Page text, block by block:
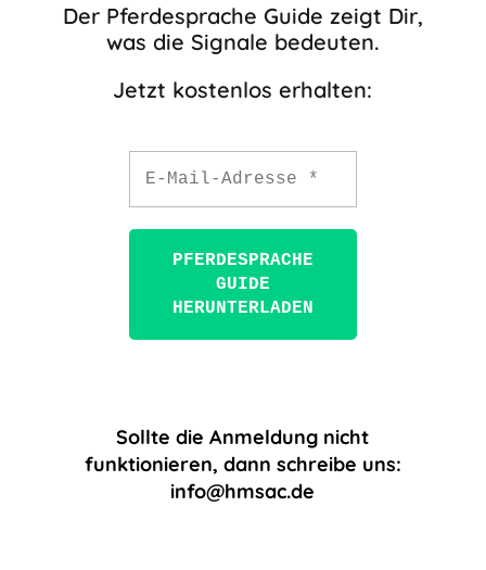
Der Pferdesprache Guide zeigt Dir,
was die Signale bedeuten.
Jetzt kostenlos erhalten:
Sollte die Anmeldung nicht
Sollte die Anmeldung nicht
funktionieren, dann schreibe uns:
info@hmsac.de